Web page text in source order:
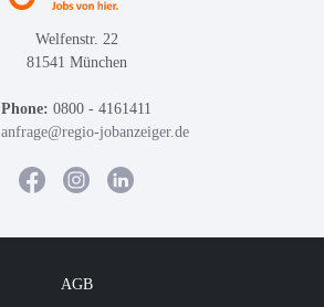
Welfenstr. 22
81541 München
Phone: 0800 - 4161411
anfrage@regio-jobanzeiger.de
AGB